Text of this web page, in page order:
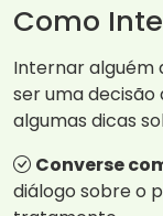
Como
Internar alguém
ser uma decisão
algumas dicas
Converse
diálogo sobre o